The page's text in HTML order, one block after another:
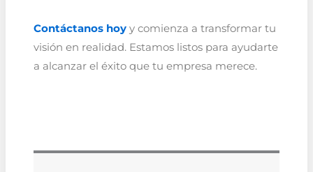
Contáctanos hoyy comienza a transformar tu
visión en realidad. Estamos listos para ayudarte
a alcanzar el éxito que tu empresa merece.